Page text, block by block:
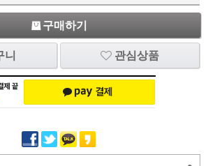
구매하기
니 관심상품